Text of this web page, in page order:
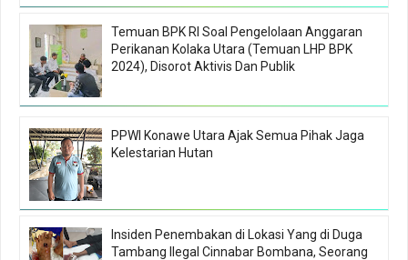
Temuan BPK RI Soal Pengelolaan Anggaran
Perikanan Kolaka Utara (Temuan LHP BPK
2024), Disorot Aktivis Dan Publik
PPWI Konawe Utara Ajak Semua Pihak Jaga
Kelestarian Hutan
Insiden Penembakan di Lokasi Yang di Duga
Tambang Ilegal Cinnabar Bombana, Seorang